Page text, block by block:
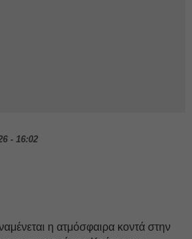
- 16:02
η ατμόσφαιρα κοντά στην